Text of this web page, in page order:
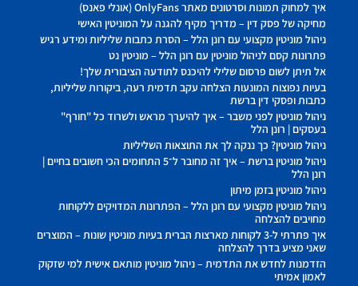
איך למחוק תמונות וסרטונים מאתר OnlyFans (אונלי פאנס)
מחיקה של פסק דין – מדריך מקיף להגנה על המוניטין האישי
ניהול מוניטין מקצועי עם רונן הלל – הסרת כתבות שליליות ומידע רגיש
פתרונות קסם לניהול מוניטין עם רונן הלל – מוניטין נט
אל תיתן לשום פרסום שלילי להיכנס לתודעה הציבורית שלך!
בעיות נפוצות המונעות הצלחה עקב תדמית רעה, ביקורות שליליות,
כתבות ופסקי דין ברשת
ניהול מוניטין לפני משבר – איך להיערך מראש ולשרוד כל "חורף"
בעסקים | רונן הלל
ניהול מוניטין? כך ננקה לך את התוצאות השליליות
ניהול מוניטין ברשת – איך זה מחובר ל־5 התחומים הכי חשובים בחיים |
רונן הלל
ניהול מוניטין בזמן מיתון
ניהול מוניטין מקצועי עם רונן הלל – הפתרונות המדויקים ללקוחות
מחויבים להצלחה
איך פתרתי ל-3 לקוחות מארצות הברית בעיות מוניטין שונות – המוצרים
שאני מציע בדרך להצלחה
הזדמנות לחדש את התדמית – ניהול מוניטין מותאם אישית למי שזקוק
לאמון אמיתי